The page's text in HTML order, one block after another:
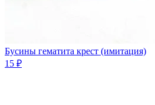
Бусины гематита крест (имитация)
15 ₽